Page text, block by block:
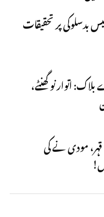
بدسلوکی پر تحقیقات
اتوار نو گھنٹے،
مودی نے کی